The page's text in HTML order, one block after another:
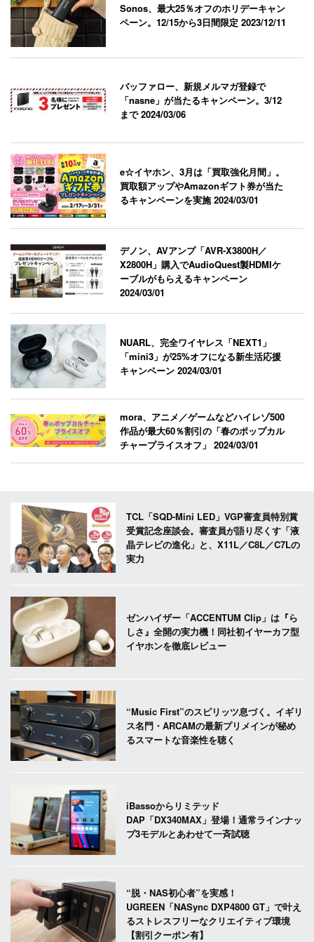
Sonos、最大25％オフのホリデーキャン
ペーン。12/15から3日間限定2023/12/11
バッファロー、新規メルマガ登録で
「nasne」が当たるキャンペーン。3/12
まで2024/03/06
e☆イヤホン、3月は「買取強化月間」。
買取額アップやAmazonギフト券が当た
るキャンペーンを実施2024/03/01
デノン、AVアンプ「AVR-X3800H／
X2800H」購入でAudioQuest製HDMIケ
ーブルがもらえるキャンペーン
2024/03/01
NUARL、完全ワイヤレス「NEXT1」
「mini3」が25%オフになる新生活応援
キャンペーン2024/03/01
mora、アニメ／ゲームなどハイレゾ500
作品が最大60％割引の「春のポップカル
チャープライスオフ」2024/03/01
TCL「SQD-Mini LED」VGP審査員特別賞
受賞記念座談会。審査員が語り尽くす「液
晶テレビの進化」と、X11L／C8L／C7Lの
実力
ゼンハイザー「ACCENTUM Clip」は『ら
しさ』全開の実力機！同社初イヤーカフ型
イヤホンを徹底レビュー
“Music First”のスピリッツ息づく。イギリ
ス名門・ARCAMの最新プリメインが秘め
るスマートな音楽性を聴く
iBassoからリミテッド
DAP「DX340MAX」登場！通常ラインナッ
プ3モデルとあわせて一斉試聴
“脱・NAS初心者”を実感！
UGREEN「NASync DXP4800 GT」で叶え
るストレスフリーなクリエイティブ環境
【割引クーポン有】